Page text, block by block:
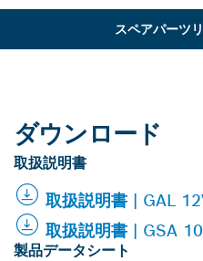
スペアパーツ
ダウンロード
取扱説明書
取扱説明書 | GAL
取扱説明書 | GSA
製品データシート